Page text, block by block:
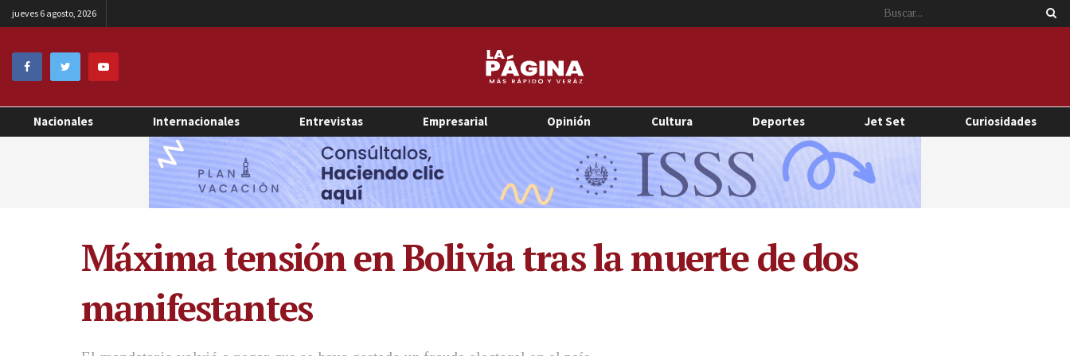
jueves 6 agosto, 2026
Nacionales Internacionales Entrevistas Empresarial Opinión Cultura Deportes Jet Set Curiosidades
Máxima tensión en Bolivia tras la muerte de dos
manifestantes